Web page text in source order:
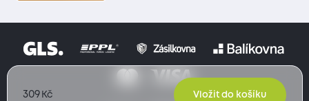
309 Kč Vložit do košíku